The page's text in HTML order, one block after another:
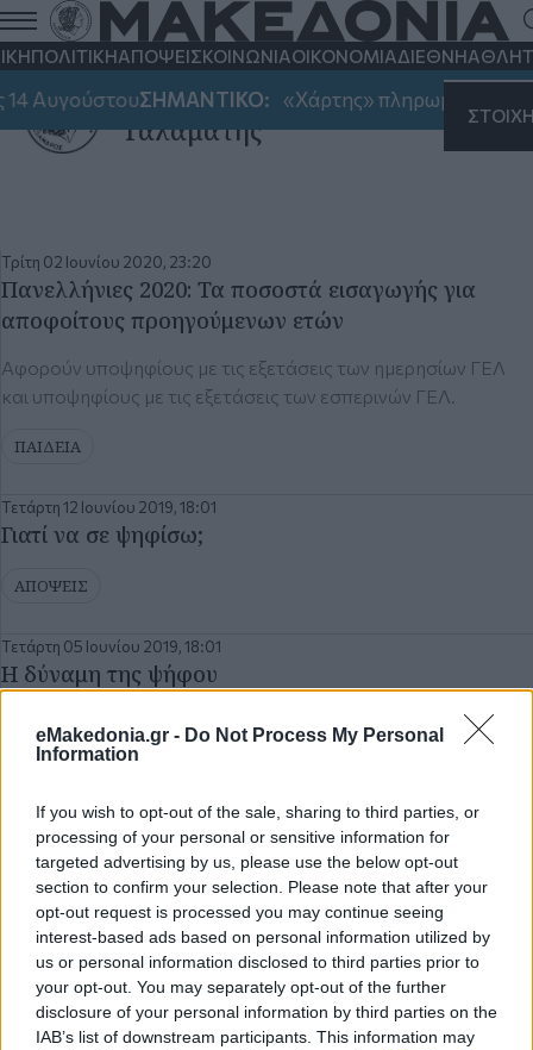
eMakedonia.gr - Do Not Process My Personal
Information
If you wish to opt-out of the sale, sharing to third parties, or
processing of your personal or sensitive information for
targeted advertising by us, please use the below opt-out
section to confirm your selection. Please note that after your
opt-out request is processed you may continue seeing
interest-based ads based on personal information utilized by
us or personal information disclosed to third parties prior to
your opt-out. You may separately opt-out of the further
disclosure of your personal information by third parties on the
IAB’s list of downstream participants. This information may
ΠΟΛΙΤΙΚΗΑΠΟΨΕΙΣΚΟΙΝΩΝΙΑΟΙΚΟΝΟΜΙΑΔΙΕΘΝΗ
ΑυγούστουΣΗΜΑΝΤΙΚΟ: «Χάρτης» πληρωμών από
Δημήτρης
Γαλαμάτης
Τρίτη 02 Ιουνίου 2020, 23:20
Πανελλήνιες 2020: Τα ποσοστά εισαγωγής για
αποφοίτους προηγούμενων ετών
Αφορούν υποψηφίους με τις εξετάσεις των ημερησίων ΓΕΛ
και υποψηφίους με τις εξετάσεις των εσπερινών ΓΕΛ.
ΠΑΙΔΕΙΑ
Τετάρτη 12 Ιουνίου 2019, 18:01
Γιατί να σε ψηφίσω;
ΑΠΟΨΕΙΣ
Τετάρτη 05 Ιουνίου 2019, 18:01
Η δύναμη της ψήφου
ΑΠΟΨΕΙΣ
Δεν είναι η συμμετοχή το πρόβλημα…
ΑΠΟΨΕΙΣ
Τετάρτη 15 Μαΐου 2019, 18:01
Οι συλλογικότητες και τα μητρώα στελεχών
μπαίνουν… αρχείο...
ΑΠΟΨΕΙΣ